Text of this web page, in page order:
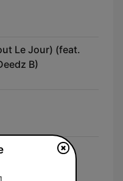
Le Jour) (feat.
B)